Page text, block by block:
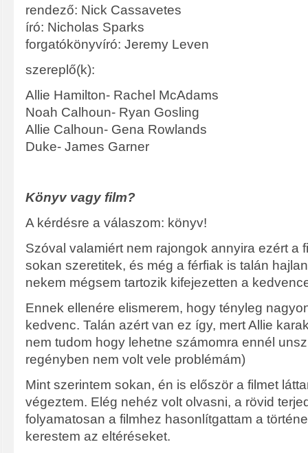
rendező: Nick Cassavetes
író: Nicholas Sparks
forgatókönyvíró: Jeremy Leven
szereplő(k):
Allie Hamilton- Rachel McAdams
Noah Calhoun- Ryan Gosling
Allie Calhoun- Gena Rowlands
Duke- James Garner
Könyv vagy film?
A kérdésre a válaszom: könyv!
Szóval valamiért nem rajongok annyira ezért a
sokan szeretitek, és még a férfiak is talán
nekem mégsem tartozik kifejezetten a
Ennek ellenére elismerem, hogy tényleg
kedvenc. Talán azért van ez így, mert Allie
nem tudom hogy lehetne számomra ennél
regényben nem volt vele problémám)
Mint szerintem sokan, én is először a filmet
végeztem. Elég nehéz volt olvasni, a rövid
folyamatosan a filmhez hasonlítgattam a
kerestem az eltéréseket.